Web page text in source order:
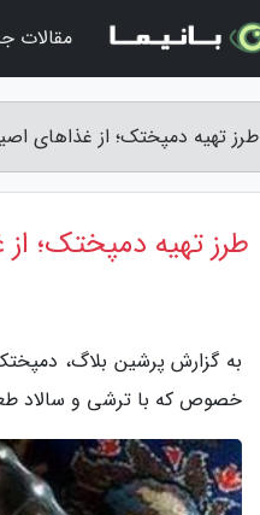
طرز تهیه دمپختک؛ از غذاهای
طرز تهیه دمپختک؛
به گزارش پرشین بلاگ،
خصوص که با ترشی و سالاد
مقالات